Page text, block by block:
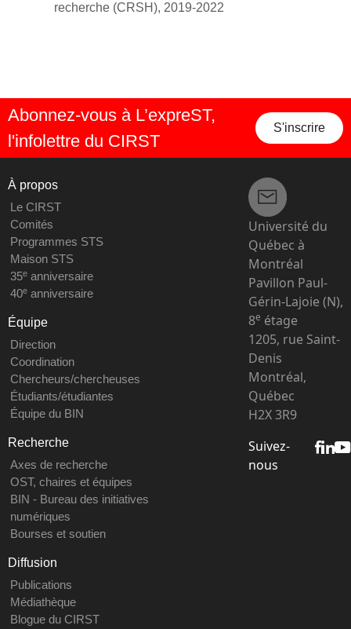
recherche (CRSH), 2019-2022
Abonnez-vous à L’expreST,
l'infolettre du CIRST
S'inscrire
À propos
Le CIRST
Comités
Programmes STS
Maison STS
35eanniversaire
40eanniversaire
Équipe
Direction
Coordination
Chercheurs/chercheuses
Étudiants/étudiantes
Équipe du BIN
Recherche
Axes de recherche
OST, chaires et équipes
BIN - Bureau des initiatives
numériques
Bourses et soutien
Diffusion
Publications
Médiathèque
Blogue du CIRST
Université du
Québec à
Montréal
Pavillon Paul-
Gérin-Lajoie (N),
8e étage
1205, rue Saint-
Denis
Montréal,
Québec
H2X 3R9
Suivez-
nous